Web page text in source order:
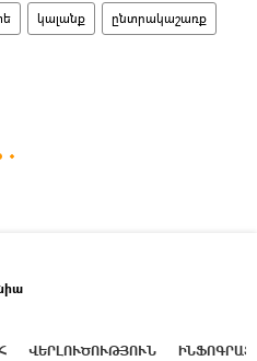
կալանք ընտրակաշառք
ՎԵՐԼՈՒԾՈՒԹՅՈՒՆ